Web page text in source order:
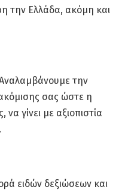
την Ελλάδα, ακόμη και
την
σας ώστε η
γίνει με αξιοπιστία
ειδών δεξιώσεων και